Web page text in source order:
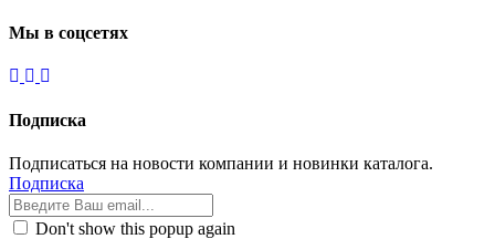
Мы в соцсетях
Подписка
Подписаться на новости компании и новинки каталога.
Подписка
Don't show this popup again